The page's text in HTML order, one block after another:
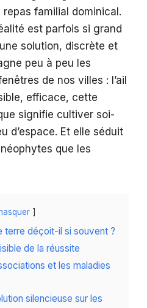
repas familial dominical.
est parfois si grand
solution, discrète et
peu à peu les
de nos villes : l’ail
efficace, cette
signifie cultiver soi-
d’espace. Et elle séduit
que les
terre déçoit-il si souvent ?
de la réussite
et les maladies
silencieuse sur les